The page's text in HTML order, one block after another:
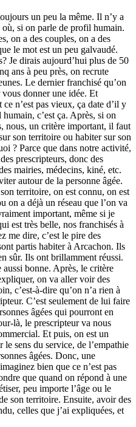
un peu la même. Il n’y a
si on parle de profil humain.
on a des couples, on a des
le mot est un peu galvaudé.
Je dirais aujourd’hui plus de 50
ans à peu près, on recrute
Le dernier franchisé qu’on
donner une idée. Et
n’est pas vieux, ça date d’il y
c’est ça. Après, si on
nous, un critère important, il faut
son territoire ou habiter sur son
? Parce que dans notre activité,
prescripteurs, donc des
mairies, médecins, kiné, etc.
autour de la personne âgée.
territoire, on est connu, on est
on a déjà un réseau que l’on va
important, même si je
est très belle, nos franchisés à
me dire, c’est le pire des
partis habiter à Arcachon. Ils
sûr. Ils ont brillamment réussi.
bonne. Après, le critère
on va aller voir des
c’est-à-dire qu’on n’a rien à
C’est seulement de lui faire
âgées qui pourront en
là, le prescripteur va nous
Et puis, on est un
sens du service, de l’empathie
âgées. Donc, une
bien que ce n’est pas
que quand on répond à une
peu importe l’âge ou le
son territoire. Ensuite, avoir des
celles que j’ai expliquées, et